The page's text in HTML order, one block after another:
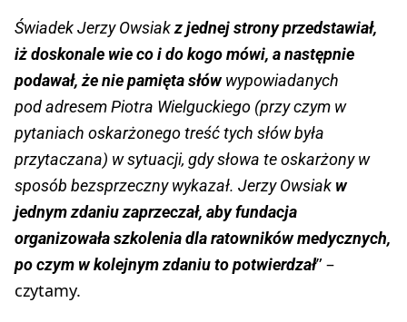
Świadek Jerzy Owsiakz jednej strony przedstawiał,
iż doskonale wie co i do kogo mówi, a następnie
podawał, że nie pamięta słówwypowiadanych
pod adresem Piotra Wielguckiego (przy czym w
pytaniach oskarżonego treść tych słów była
przytaczana) w sytuacji, gdy słowa te oskarżony w
sposób bezsprzeczny wykazał. Jerzy Owsiak w
jednym zdaniu zaprzeczał, aby fundacja
organizowała szkolenia dla ratowników medycznych,
po czym w kolejnym zdaniu to potwierdzał” –
czytamy.